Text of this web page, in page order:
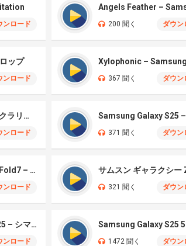
ンロード
Angels Feather –
200 聞く ダウン
ップ
ンロード 367 聞く ダウン
サムスンオリジナルクラリティ
ンロード 371 聞く ダウン
Samsung Galaxy Z Fold7 – Aurora
ンロード 321 聞く ダウン
Samsung Galaxy S25 – シマー
ンロード
Samsung Galaxy S25
1472 聞く ダウン